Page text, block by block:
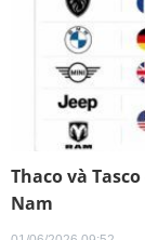
Thaco và
Nam